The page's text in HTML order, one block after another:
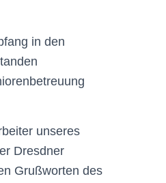
in den
unseres
Dresdner
Grußworten des